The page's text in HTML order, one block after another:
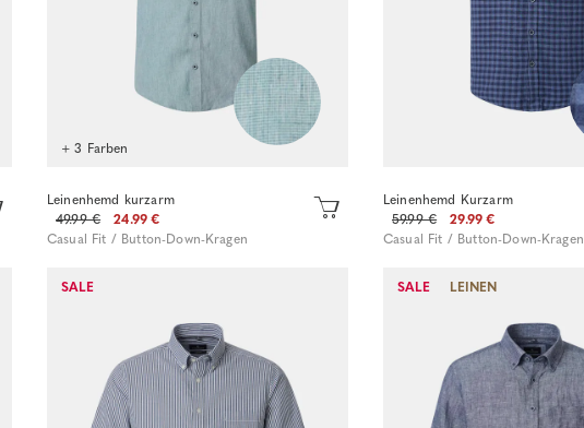
+ 3 Farben
Leinenhemd kurzarm
49.99 €
24.99 €
Casual Fit / Button-Down-Kragen
Leinenhemd Kurzarm
59.99 €
29.99 €
Casual Fit / Button-Down-Kragen
SALE SALE LEINEN